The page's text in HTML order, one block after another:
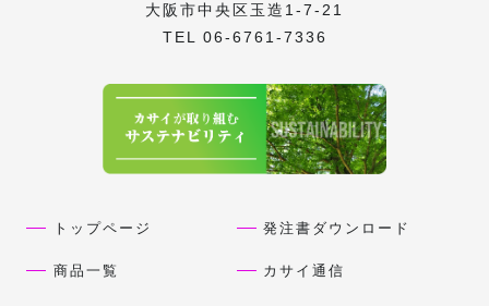
大阪市中央区玉造1-7-21
TEL 06-6761-7336
トップページ
商品一覧
発注書ダウンロード
カサイ通信